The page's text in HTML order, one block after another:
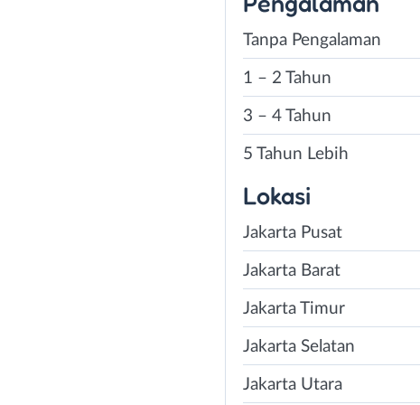
Tanpa Pengalaman
1 – 2 Tahun
3 – 4 Tahun
5 Tahun Lebih
Lokasi
Jakarta Pusat
Jakarta Barat
Jakarta Timur
Jakarta Selatan
Jakarta Utara